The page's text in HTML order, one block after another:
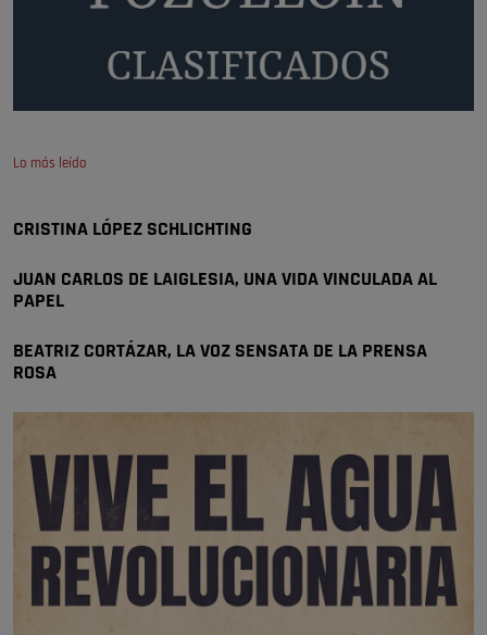
Pozuelo de Alarcón
🔴 EXCLUSIVA | El comisario de la …
Pozuelo de Alarcón
Pozuelo de Alarcón
Lo más leído
CRISTINA LÓPEZ SCHLICHTING
JUAN CARLOS DE LAIGLESIA, UNA VIDA VINCULADA AL
PAPEL
BEATRIZ CORTÁZAR, LA VOZ SENSATA DE LA PRENSA
ROSA